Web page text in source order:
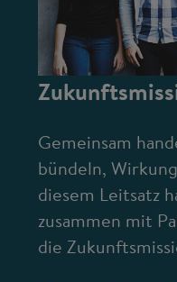
Gemeinsam
bündeln,
diesem Leitsatz
zusammen mit
die